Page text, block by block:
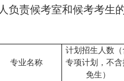
人负责候考室和候考考生
专业名称
计划招生人数（
专项计划，不含
免生）